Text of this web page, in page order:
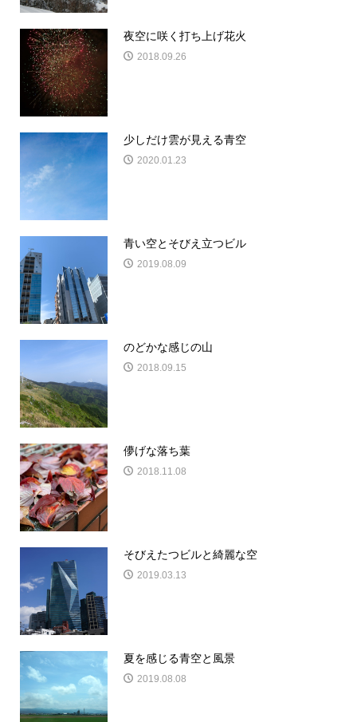
夜空に咲く打ち上げ花火
2018.09.26
少しだけ雲が見える青空
2020.01.23
青い空とそびえ立つビル
2019.08.09
のどかな感じの山
2018.09.15
儚げな落ち葉
2018.11.08
そびえたつビルと綺麗な空
2019.03.13
夏を感じる青空と風景
2019.08.08